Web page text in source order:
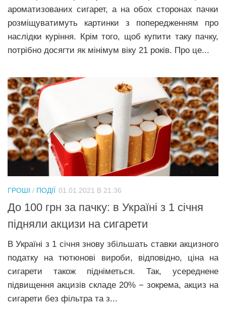
ароматизованих сигарет, а на обох сторонах пачки
розміщуватимуть картинки з попередженням про
наслідки куріння. Крім того, щоб купити таку пачку,
потрібно досягти як мінімум віку 21 років. Про це...
ГРОШІ / ПОДІЇ 01.01.2021 В 21:36
До 100 грн за пачку: в Україні з 1 січня
підняли акцизи на сигарети
В Україні з 1 січня знову збільшать ставки акцизного
податку на тютюнові вироби, відповідно, ціна на
сигарети також підніметься. Так, усереднене
підвищення акцизів складе 20% − зокрема, акциз на
сигарети без фільтра та з...